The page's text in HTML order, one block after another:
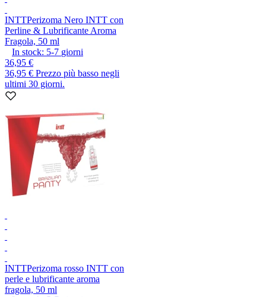
INTTPerizoma Nero INTT con
Perline & Lubrificante Aroma
Fragola, 50 ml
In stock: 5-7 giorni
36,95 €
36,95 € Prezzo più basso negli
ultimi 30 giorni.
INTTPerizoma rosso INTT con
perle e lubrificante aroma
fragola, 50 ml